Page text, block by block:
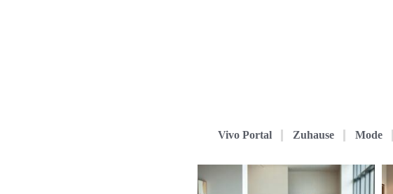
Vivo Portal Zuhause Mode